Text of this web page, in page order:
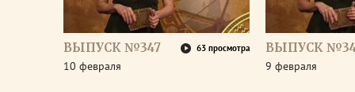
ВЫПУСК №347 63 просмотра
10 февраля
ВЫПУСК
9 февраля